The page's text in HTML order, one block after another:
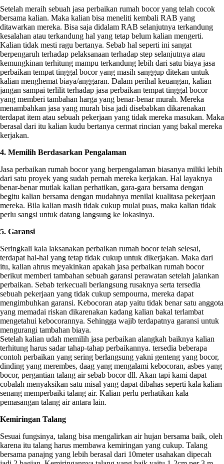
Setelah meraih sebuah jasa perbaikan rumah bocor yang telah cocok
bersama kalian. Maka kalian bisa meneliti kembali RAB yang
ditawarkan mereka. Bisa saja didalam RAB selanjutnya terkandung
kesalahan atau terkandung hal yang tetap belum kalian mengerti.
Kalian tidak mesti ragu bertanya. Sebab hal seperti ini sangat
berpengaruh terhadap pelaksanaan terhadap step selanjutnya atau
kemungkinan terhitung mampu terkandung lebih dari satu biaya jasa
perbaikan tempat tinggal bocor yang masih sanggup ditekan untuk
kalian menghemat biaya/anggaran. Dalam perihal keuangan, kalian
jangan sampai terlilit terhadap jasa perbaikan tempat tinggal bocor
yang memberi tambahan harga yang benar-benar murah. Mereka
menambahkan jasa yang murah bisa jadi disebabkan dikarenakan
terdapat item atau sebuah pekerjaan yang tidak mereka masukan. Maka
berasal dari itu kalian kudu bertanya cermat rincian yang bakal mereka
kerjakan.
4. Memilih Berdasarkan Pengalaman
Jasa perbaikan rumah bocor yang berpengalaman biasanya miliki lebih
dari satu proyek yang sudah pernah mereka kerjakan. Hal layaknya
benar-benar mutlak kalian perhatikan, gara-gara bersama dengan
begitu kalian bersama dengan mudahnya menilai kualitasa pekerjaan
mereka. Bila kalian masih tidak cukup mulai puas, maka kalian tidak
perlu sangsi untuk datang langsung ke lokasinya.
5. Garansi
Seringkali kala laksanakan perbaikan rumah bocor telah selesai,
terdapat hal-hal yang tetap tidak cukup untuk dikerjakan. Maka dari
itu, kalian ahrus meyakinkan apakah jasa perbaikan rumah bocor
berikut memberi tambahan sebuah garansi perawatan setelah jalankan
perbaikan. Sebab terkecuali berlangsung rusaknya serta tersedia
sebuah pekerjaan yang tidak cukup sempourna, mereka dapat
mengimbuhkan garansi. Kebocoran atap yaitu tidak benar satu anggota
yang memadai riskan dikarenakan kadang kalian bakal terlambat
mengetahui kebocorannya. Sehingga wajib terdapatnya garansi untuk
mengurangi tambahan biaya.
Setelah kalian udah memilih jasa perbaikan alangkah baiknya kalian
terhitung harus sadar tahap-tahap perbaikannya. tersedia beberapa
contoh perbaikan yang sering berlangsung yakni genteng yang bocor,
dinding yang merembes, daag yang mengalami kebocoran, asbes yang
bocor, pergantian talang air sebab bocor dll. Akan tapi kami dapat
cobalah menyaksikan satu misal yang dapat dibahas seperti kala kalian
senang memperbaiki talang air. Kalian perlu perhatikan kala
pemasangan talang air antara lain.
Kemiringan Talang
Sesuai fungsinya, talang bisa mengalirkan air hujan bersama baik, oleh
karena itu talang harus membawa kemiringan yang cukup. Talang
bersama panajng yang lebih berasal dari 10meter usahakan dipecah